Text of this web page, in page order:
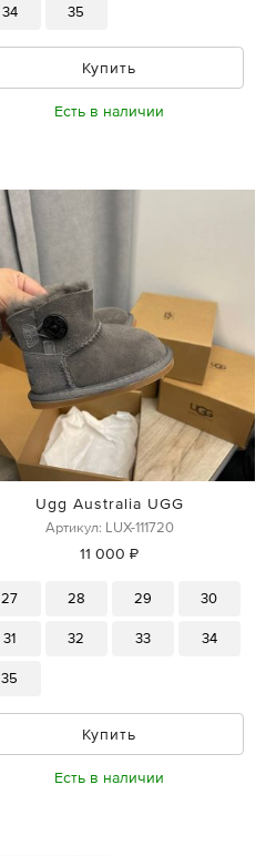
34 35
Купить
Есть в наличии
Ugg Australia UGG
Артикул: LUX-111720
11 000 ₽
27 28 29 30
31 32 33 34
35
Купить
Есть в наличии